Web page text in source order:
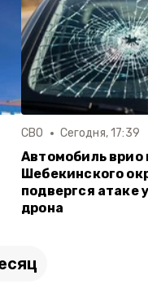
СВО Сегодня, 17:39
Автомобиль врио
Шебекинского
подвергся атаке
дрона